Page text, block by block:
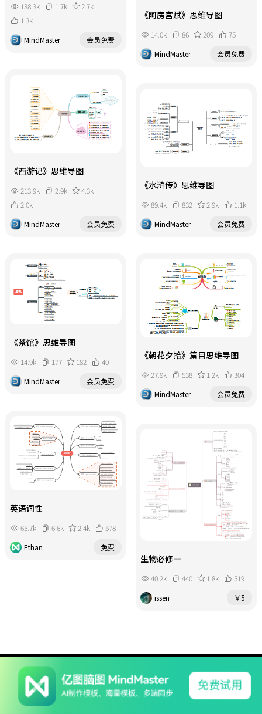
138.3k 1.7k
2.7k
1.3k
MindMaster
会员免费
《阿房宫赋》思维导图
14.0k 86 209
75
MindMaster
会员免费
《西游记》思维导图
213.9k 2.9k
4.3k
2.0k
MindMaster
会员免费
《水浒传》思维导图
89.4k 832 2.9k
1.1k
MindMaster
会员免费
《茶馆》思维导图
14.9k 177 182
40
MindMaster
会员免费
《朝花夕拾》篇目思维导图
27.9k 538 1.2k
304
MindMaster
会员免费
英语词性
65.7k 6.6k 2.4k
578
Ethan
免费
生物必修一
40.2k 440 1.8k
519
issen
￥5